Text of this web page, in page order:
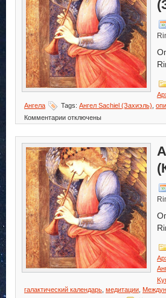
Ангела
Tags: Ангел Sachiel (Захиэль)
Комментариик
записи
Ангел
Sachiel
(Захиэль)
отключены
галактический календарь медитации